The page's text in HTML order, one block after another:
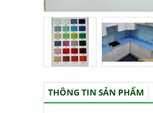
THÔNG TIN SẢN PHẨM